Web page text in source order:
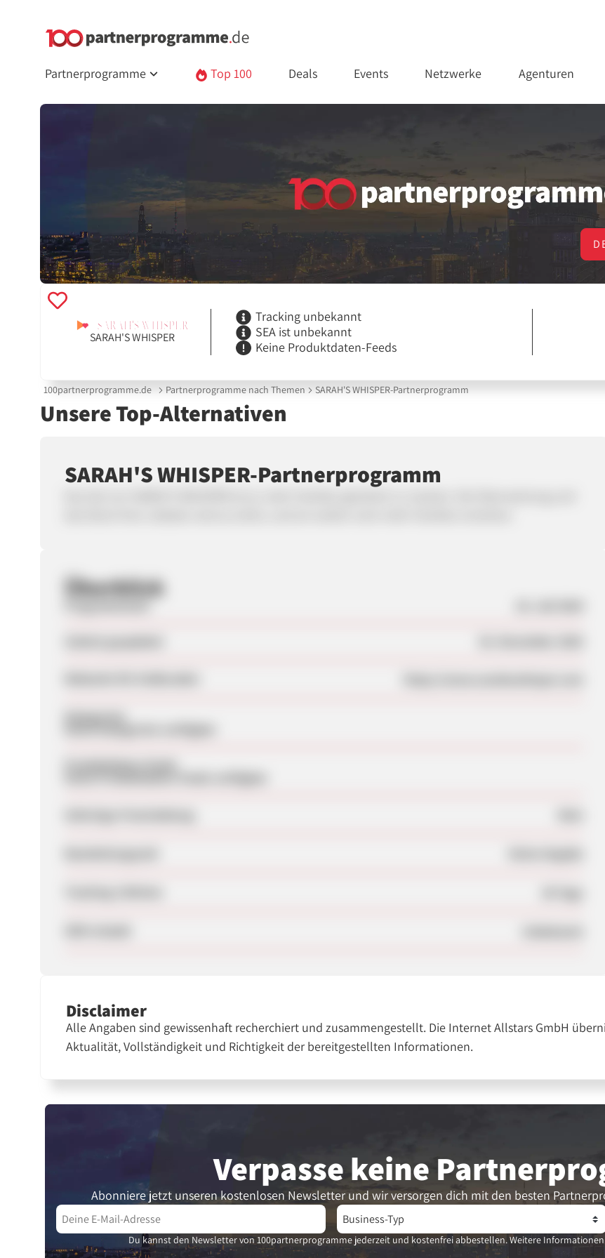
Partnerprogramme Top 100 Deals Events Netzwerke Agenturen
SARAH'S WHISPER
Tracking unbekannt
SEA ist unbekannt
Keine Produktdaten-Feeds
100partnerprogramme.de Partnerprogramme nach Themen SARAH'S WHISPER-Partnerprogramm
Unsere Top-Alternativen
SARAH'S WHISPER-Partnerprogramm
Überblick
Programmstart
Kategorien
Produktdaten-Feeds
Disclaimer
Alle Angaben sind gewissenhaft recherchiert und zusammengestellt. Die Internet Allstars GmbH
Aktualität, Vollständigkeit und Richtigkeit der bereitgestellten Informationen.
Verpasse keine
Abonniere jetzt unseren kostenlosen Newsletter und wir versorgen dich mit den besten
Du kannst den Newsletter von 100partnerprogramme jederzeit und kostenfrei abbestellen. Weitere